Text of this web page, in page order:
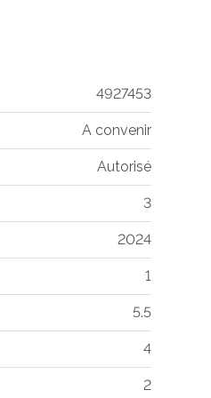
4927453
A convenir
Autorisé
3
2024
1
5.5
4
2